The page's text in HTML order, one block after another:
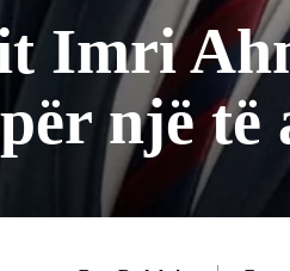
Imri
një